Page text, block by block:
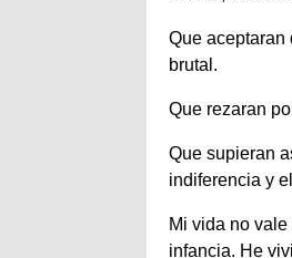
Que aceptaran
brutal.
Que rezaran
Que supieran
indiferencia y
Mi vida no
infancia. He